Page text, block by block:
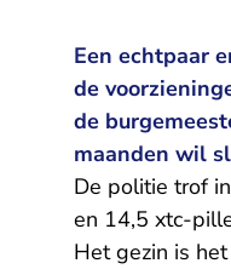
Een echtpaar
de
de
maanden wil
De politie trof
en 14,5 xtc-
Het gezin is